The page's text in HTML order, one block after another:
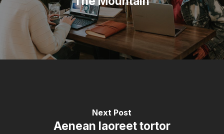
Next Post
Aenean laoreet tortor